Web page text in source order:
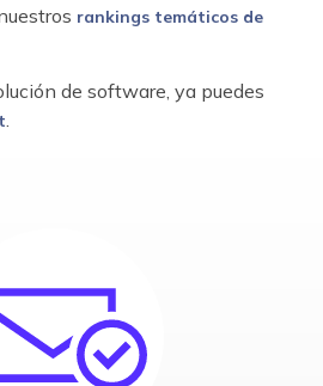
rankings temáticos de
de software, ya puedes